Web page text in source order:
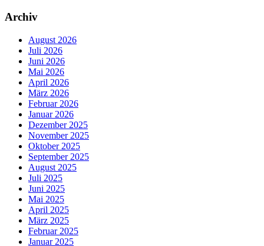
Archiv
August 2026
Juli 2026
Juni 2026
Mai 2026
April 2026
März 2026
Februar 2026
Januar 2026
Dezember 2025
November 2025
Oktober 2025
September 2025
August 2025
Juli 2025
Juni 2025
Mai 2025
April 2025
März 2025
Februar 2025
Januar 2025